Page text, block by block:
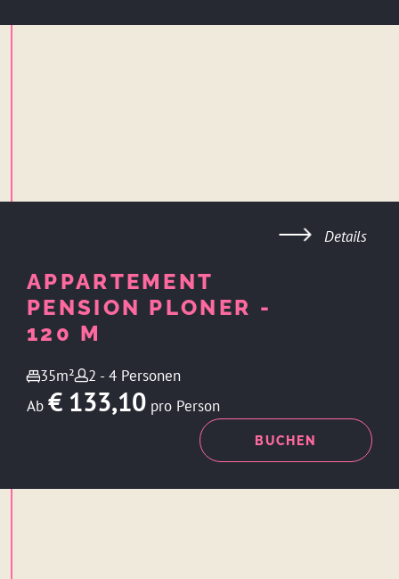
APPARTEMENT
PENSION PLONER -
120 M
35m²
2 - 4 Personen
Ab € 133,10 pro Person
BUCHEN
Details